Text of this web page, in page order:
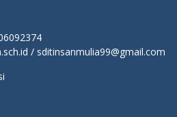
/ sditinsanmulia99@gmail.com